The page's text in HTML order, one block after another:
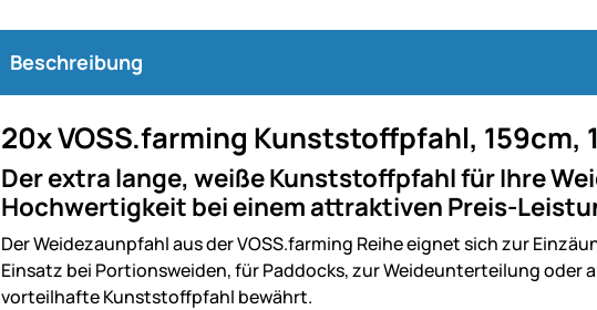
Beschreibung
20x VOSS.farming Kunststoffpfahl, 159cm,
Der extra lange, weiße Kunststoffpfahl für Ihre
Hochwertigkeit bei einem attraktiven Preis-
Der Weidezaunpfahl aus der VOSS.farming Reihe eignet sich zur
Einsatz bei Portionsweiden, für Paddocks, zur Weideunterteilung oder
vorteilhafte Kunststoffpfahl bewährt.